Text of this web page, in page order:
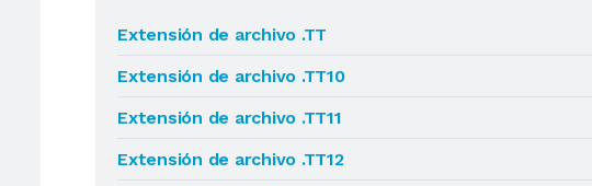
Extensión de archivo .TT
Extensión de archivo .TT10
Extensión de archivo .TT11
Extensión de archivo .TT12